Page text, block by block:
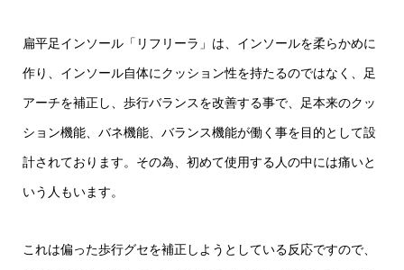
扁平足インソール「リフリーラ」は、インソールを柔らかめに
作り、インソール自体にクッション性を持たるのではなく、足
アーチを補正し、歩行バランスを改善する事で、足本来のクッ
ション機能、バネ機能、バランス機能が働く事を目的として設
計されております。その為、初めて使用する人の中には痛いと
いう人もいます。
これは偏った歩行グセを補正しようとしている反応ですので、